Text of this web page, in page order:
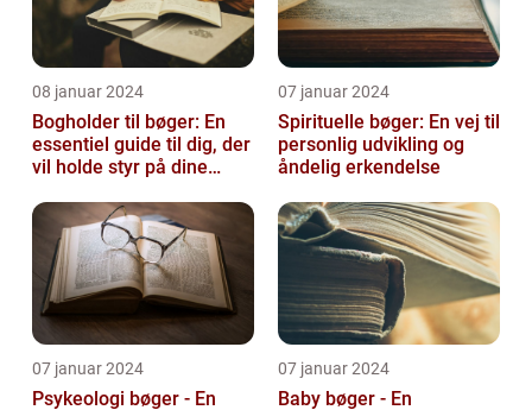
08 januar 2024
Bogholder til bøger: En
essentiel guide til dig, der
vil holde styr på dine
07 januar 2024
Spirituelle bøger: En vej til
personlig udvikling og
åndelig erkendelse
07 januar 2024
Psykeologi bøger - En
07 januar 2024
Baby bøger - En